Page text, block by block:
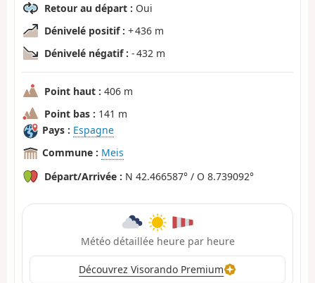
Retour au départ : Oui
Dénivelé positif : + 436 m
Dénivelé négatif : - 432 m
Point haut : 406 m
Point bas : 141 m
Pays : Espagne
Commune : Meis
Départ/Arrivée : N 42.466587° / O 8.739092°
Météo détaillée heure par heure
Découvrez Visorando Premium